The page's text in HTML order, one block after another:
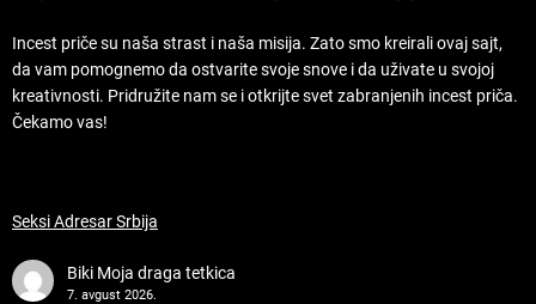
Incest priče su naša strast i naša misija. Zato smo kreirali ovaj sajt,
da vam pomognemo da ostvarite svoje snove i da uživate u svojoj
kreativnosti. Pridružite nam se i otkrijte svet zabranjenih incest priča.
Čekamo vas!
Seksi Adresar Srbija
Biki Moja draga tetkica
7. avgust 2026.